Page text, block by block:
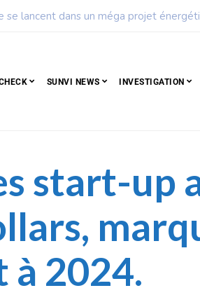
peuple qui résiste est déjà un peuple qui
SUNVI NEWS INVESTIGATION
start-up
à 2024.